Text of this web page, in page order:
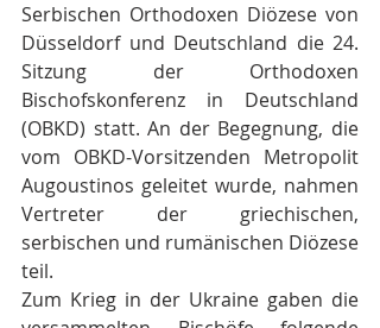
Serbischen Orthodoxen Diözese von
Düsseldorf und Deutschland die 24.
Sitzung der Orthodoxen
Bischofskonferenz in Deutschland
(OBKD) statt. An der Begegnung, die
vom OBKD-Vorsitzenden Metropolit
Augoustinos geleitet wurde, nahmen
Vertreter der griechischen,
serbischen und rumänischen Diözese
teil.
Zum Krieg in der Ukraine gaben die